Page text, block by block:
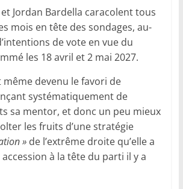
Jordan Bardella caracolent tous
mois en tête des sondages, au-
de vote en vue du
les 18 avril et 2 mai 2027.
même devenu le favori de
systématiquement de
sa mentor, et donc un peu mieux
les fruits d’une stratégie
» de l’extrême droite qu’elle a
à la tête du parti il y a